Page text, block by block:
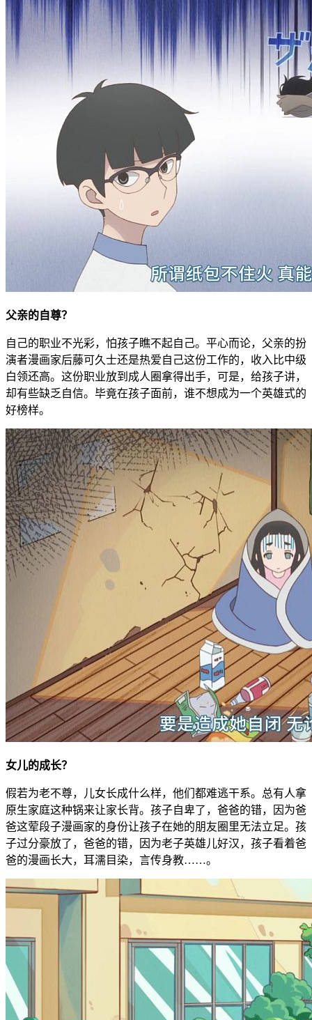
父亲的自尊？
自己的职业不光彩，怕孩子瞧不起自己。平心而论，父亲的扮
演者漫画家后藤可久士还是热爱自己这份工作的，收入比中级
白领还高。这份职业放到成人圈拿得出手，可是，给孩子讲，
却有些缺乏自信。毕竟在孩子面前，谁不想成为一个英雄式的
好榜样。
女儿的成长？
假若为老不尊，儿女长成什么样，他们都难逃干系。总有人拿
原生家庭这种锅来让家长背。孩子自卑了，爸爸的错，因为爸
爸这荤段子漫画家的身份让孩子在她的朋友圈里无法立足。孩
子过分豪放了，爸爸的错，因为老子英雄儿好汉，孩子看着爸
爸的漫画长大，耳濡目染，言传身教……。